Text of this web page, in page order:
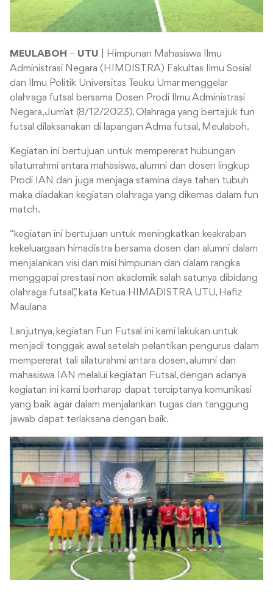
MEULABOH – UTU | Himpunan Mahasiswa Ilmu
Administrasi Negara (HIMDISTRA) Fakultas Ilmu Sosial
dan Ilmu Politik Universitas Teuku Umar menggelar
olahraga futsal bersama Dosen Prodi Ilmu Administrasi
Negara, Jum’at (8/12/2023). Olahraga yang bertajuk fun
futsal dilaksanakan di lapangan Adma futsal, Meulaboh.
Kegiatan ini bertujuan untuk mempererat hubungan
silaturrahmi antara mahasiswa, alumni dan dosen lingkup
Prodi IAN dan juga menjaga stamina daya tahan tubuh
maka diadakan kegiatan olahraga yang dikemas dalam fun
match.
“kegiatan ini bertujuan untuk meningkatkan keakraban
kekeluargaan himadistra bersama dosen dan alumni dalam
menjalankan visi dan misi himpunan dan dalam rangka
menggapai prestasi non akademik salah satunya dibidang
olahraga futsal,” kata Ketua HIMADISTRA UTU, Hafiz
Maulana
Lanjutnya, kegiatan Fun Futsal ini kami lakukan untuk
menjadi tonggak awal setelah pelantikan pengurus dalam
mempererat tali silaturahmi antara dosen, alumni dan
mahasiswa IAN melalui kegiatan Futsal, dengan adanya
kegiatan ini kami berharap dapat terciptanya komunikasi
yang baik agar dalam menjalankan tugas dan tanggung
jawab dapat terlaksana dengan baik.